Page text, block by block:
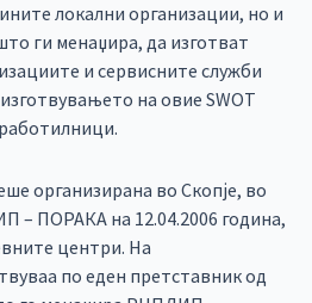
локални организации, но и
ги менаџира, да изготват
и сервисните служби
на овие SWOT
организирана во Скопје, во
– ПОРАКА на 12.04.2006 година,
центри. На
по еден претставник од